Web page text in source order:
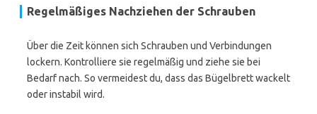
Regelmäßiges Nachziehen der Schrauben
Über die Zeit können sich Schrauben und Verbindungen
lockern. Kontrolliere sie regelmäßig und ziehe sie bei
Bedarf nach. So vermeidest du, dass das Bügelbrett wackelt
oder instabil wird.